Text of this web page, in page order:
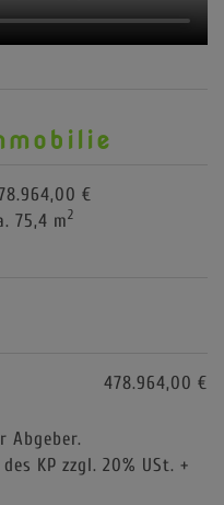
€
75,4 m2
478.964,00 €
Abgeber.
des KP zzgl. 20% USt. +